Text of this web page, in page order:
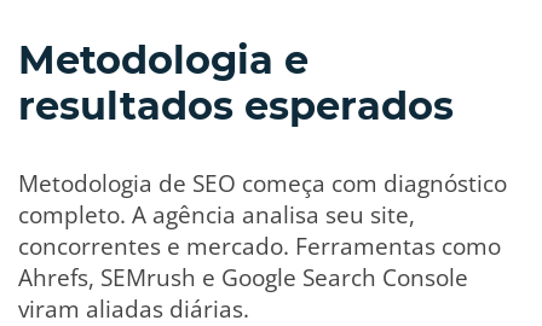
Metodologia e
resultados esperados
Metodologia de SEO começa com diagnóstico
completo. A agência analisa seu site,
concorrentes e mercado. Ferramentas como
Ahrefs, SEMrush e Google Search Console
viram aliadas diárias.